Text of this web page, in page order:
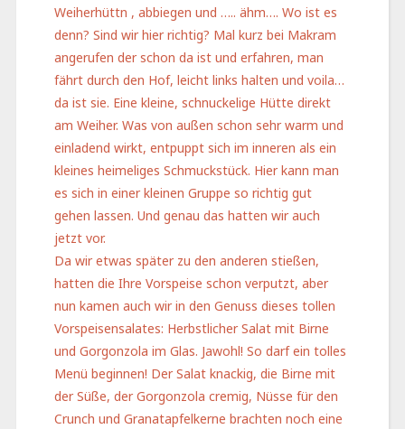
Weiherhüttn , abbiegen und ….. ähm…. Wo ist es
denn? Sind wir hier richtig? Mal kurz bei Makram
angerufen der schon da ist und erfahren, man
fährt durch den Hof, leicht links halten und voila…
da ist sie. Eine kleine, schnuckelige Hütte direkt
am Weiher. Was von außen schon sehr warm und
einladend wirkt, entpuppt sich im inneren als ein
kleines heimeliges Schmuckstück. Hier kann man
es sich in einer kleinen Gruppe so richtig gut
gehen lassen. Und genau das hatten wir auch
jetzt vor.
Da wir etwas später zu den anderen stießen,
hatten die Ihre Vorspeise schon verputzt, aber
nun kamen auch wir in den Genuss dieses tollen
Vorspeisensalates: Herbstlicher Salat mit Birne
und Gorgonzola im Glas. Jawohl! So darf ein tolles
Menü beginnen! Der Salat knackig, die Birne mit
der Süße, der Gorgonzola cremig, Nüsse für den
Crunch und Granatapfelkerne brachten noch eine